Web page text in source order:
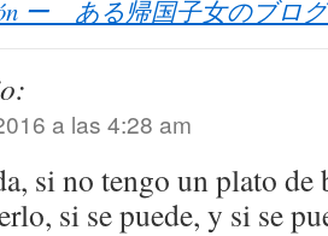
ー ある帰国子女のブログ
a las 4:28 am
si no tengo un plato de
si se puede, y si se